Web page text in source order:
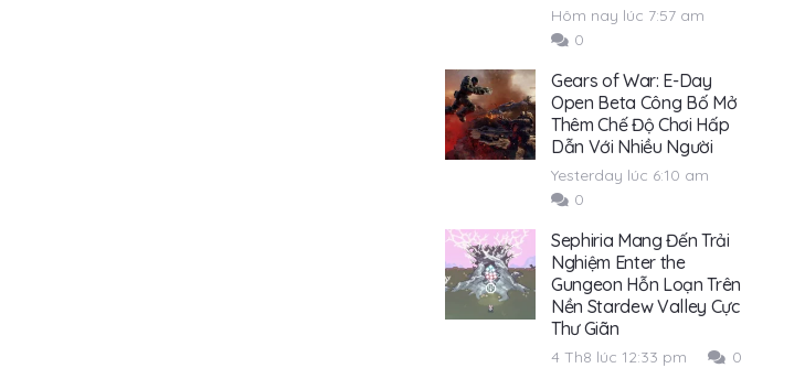
Hôm nay lúc 7:57 am
0
Gears of War: E-Day
Open Beta Công Bố Mở
Thêm Chế Độ Chơi Hấp
Dẫn Với Nhiều Người
Yesterday lúc 6:10 am
0
Sephiria Mang Đến Trải
Nghiệm Enter the
Gungeon Hỗn Loạn Trên
Nền Stardew Valley Cực
Thư Giãn
4 Th8 lúc 12:33 pm 0